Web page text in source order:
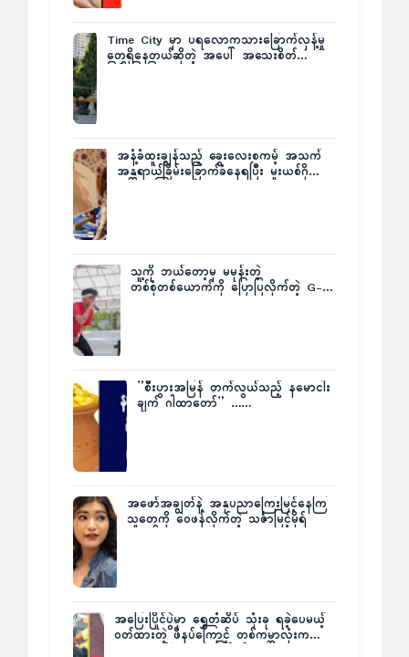
Time City မှာ ပရလောကသားခြောက်လှန့်မှု
တွေရှိနေတယ်ဆိုတဲ့ အပေါ် အသေးစိတ်
အနံ့ခံထူးချွန်သည့် ခွေးလေးစကမ့် အသက်
အန္တရာယ်ခြိမ်းခြောက်ခံနေရပြီး မူးယစ်ဂိုဏ်း
သူ့ကို ဘယ်တော့မှ မမုန်းတဲ့
တစ်စုံတစ်ယောက်ကို ပြောပြလိုက်တဲ့ G-
”စီးပွားအမြန် တက်လွယ်သည့် နမောငါး
ချက် ဂါထာတော်” ……
အဖော်အချွတ်နဲ့ အနုပညာကြေးမြင့်နေကြ
သူတွေကို ဝေဖန်လိုက်တဲ့ သင်္ဇာမြင့်မိုရ်
အပြေးပြိုင်ပွဲမှာ ရွှေတံဆိပ် သုံးခု ရခဲ့ပေမယ့်
ဝတ်ထားတဲ့ ဖိနပ်ကြောင့် တစ်ကမ္ဘာလုံးက